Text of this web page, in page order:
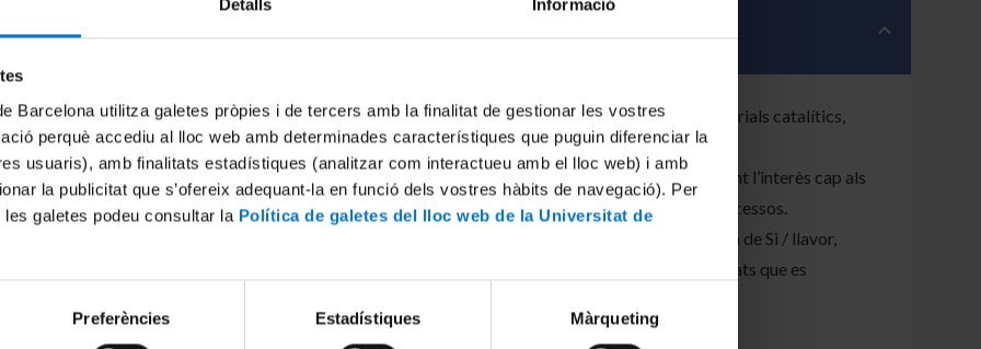
Detalls Informació
Barcelona utilitza galetes pròpies i de tercers amb la finalitat de gestionar les vostres
perquè accediu al lloc web amb determinades característiques que puguin diferenciar la
usuaris), amb finalitats estadístiques (analitzar com interactueu amb el lloc web) i amb
la publicitat que s’ofereix adequant-la en funció dels vostres hàbits de navegació). Per
galetes podeu consultar la Política de galetes del lloc web de la Universitat de
Preferències Estadístiques Màrqueting
tant en l’anàlisi de les primeres etapes com en la preparació del material. Els materials catalítics,
seva implementació en sensors, dispositius, electro o fotocatalitzadors.
incorporat, totalment o parcialment, com a dissolvents en processos d’electrodeposició, ampliant l’interès cap als
elèctrode, que podrien afectar significativament les primeres etapes de l’electrodeposició processos.
s’han preparat nanoestructures en un ampli tipus de substrats (ITO, carboni, metalls, capa de Si / llavor,
Au ben ordenats). Aquests nous dissolvents minimitzen, en alguns casos, els processos no desitjats que es